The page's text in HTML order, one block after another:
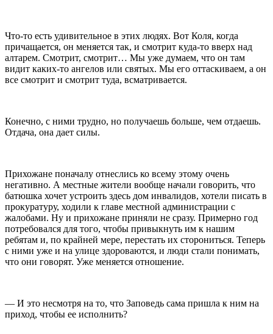
Что-то есть удивительное в этих людях. Вот Коля, когда
причащается, он меняется так, и смотрит куда-то вверх над
алтарем. Смотрит, смотрит… Мы уже думаем, что он там
видит каких-то ангелов или святых. Мы его оттаскиваем, а он
все смотрит и смотрит туда, всматривается.
Конечно, с ними трудно, но получаешь больше, чем отдаешь.
Отдача, она дает силы.
Прихожане поначалу отнеслись ко всему этому очень
негативно. А местные жители вообще начали говорить, что
батюшка хочет устроить здесь дом инвалидов, хотели писать в
прокуратуру, ходили к главе местной администрации с
жалобами. Ну и прихожане приняли не сразу. Примерно год
потребовался для того, чтобы привыкнуть им к нашим
ребятам и, по крайней мере, перестать их сторониться. Теперь
с ними уже и на улице здороваются, и люди стали понимать,
что они говорят. Уже меняется отношение.
— И это несмотря на то, что Заповедь сама пришла к ним на
приход, чтобы ее исполнить?